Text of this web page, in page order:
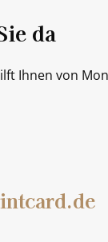
da
Ihnen von